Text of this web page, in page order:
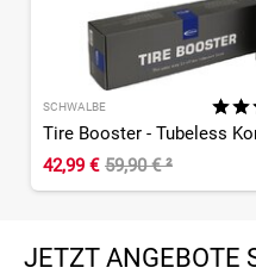
SCHWALBE
42,99 € 59,90 €²
JETZT ANGEBOTE